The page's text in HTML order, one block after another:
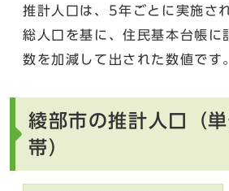
推計人口は、5年ごとに実施さ
総人口を基に、住民基本台帳に
数を加減して出された数値です
綾部市の推計人口（
帯）